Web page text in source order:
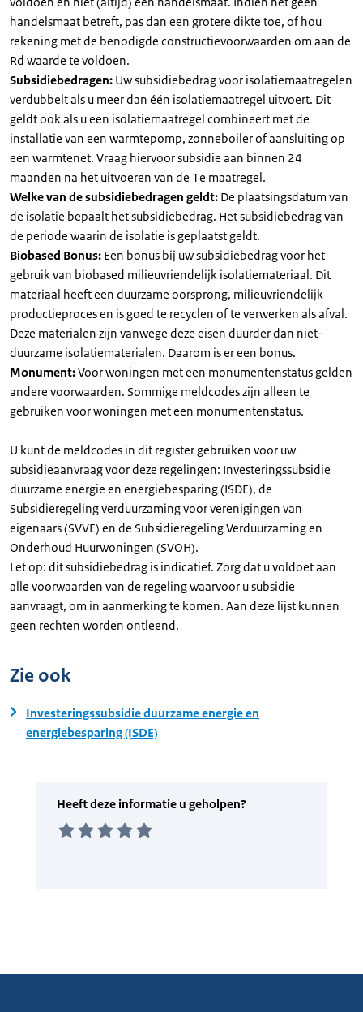
handelsmaat betreft, pas dan een grotere dikte toe, of hou
rekening met de benodigde constructievoorwaarden om aan de
Rd waarde te voldoen.
Subsidiebedragen: Uw subsidiebedrag voor isolatiemaatregelen
verdubbelt als u meer dan één isolatiemaatregel uitvoert. Dit
geldt ook als u een isolatiemaatregel combineert met de
installatie van een warmtepomp, zonneboiler of aansluiting op
een warmtenet. Vraag hiervoor subsidie aan binnen 24
maanden na het uitvoeren van de 1e maatregel.
Welke van de subsidiebedragen geldt: De plaatsingsdatum van
de isolatie bepaalt het subsidiebedrag. Het subsidiebedrag van
de periode waarin de isolatie is geplaatst geldt.
Biobased Bonus: Een bonus bij uw subsidiebedrag voor het
gebruik van biobased milieuvriendelijk isolatiemateriaal. Dit
materiaal heeft een duurzame oorsprong, milieuvriendelijk
productieproces en is goed te recyclen of te verwerken als afval.
Deze materialen zijn vanwege deze eisen duurder dan niet-
duurzame isolatiematerialen. Daarom is er een bonus.
Monument:Voor woningen met een monumentenstatus gelden
andere voorwaarden. Sommige meldcodes zijn alleen te
gebruiken voor woningen met een monumentenstatus.
U kunt de meldcodes in dit register gebruiken voor uw
subsidieaanvraag voor deze regelingen: Investeringssubsidie
duurzame energie en energiebesparing (ISDE), de
Subsidieregeling verduurzaming voor verenigingen van
eigenaars (SVVE) en de Subsidieregeling Verduurzaming en
Onderhoud Huurwoningen (SVOH).
Let op: dit subsidiebedrag is indicatief. Zorg dat u voldoet aan
alle voorwaarden van de regeling waarvoor u subsidie
aanvraagt, om in aanmerking te komen. Aan deze lijst kunnen
geen rechten worden ontleend.
Zie ook
Investeringssubsidie duurzame energie en
energiebesparing (ISDE)